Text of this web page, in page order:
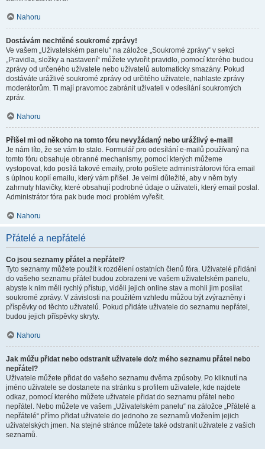
Nahoru
Dostávám nechtěné soukromé zprávy!
Ve vašem „Uživatelském panelu“ na záložce „Soukromé zprávy“ v sekci
„Pravidla, složky a nastavení“ můžete vytvořit pravidlo, pomocí kterého budou
zprávy od určeného uživatele nebo uživatelů automaticky smazány. Pokud
dostáváte urážlivé soukromé zprávy od určitého uživatele, nahlaste zprávy
moderátorům. Ti mají pravomoc zabránit uživateli v odesílání soukromých
zpráv.
Nahoru
Přišel mi od někoho na tomto fóru nevyžádaný nebo urážlivý e-mail!
Je nám líto, že se vám to stalo. Formulář pro odesílání e-mailů používaný na
tomto fóru obsahuje obranné mechanismy, pomocí kterých můžeme
vystopovat, kdo posílá takové emaily, proto pošlete administrátorovi fóra email
s úplnou kopií emailu, který vám přišel. Je velmi důležité, aby v něm byly
zahrnuty hlavičky, které obsahují podrobné údaje o uživateli, který email poslal.
Administrátor fóra pak bude moci problém vyřešit.
Nahoru
Přátelé a nepřátelé
Co jsou seznamy přátel a nepřátel?
Tyto seznamy můžete použít k rozdělení ostatních členů fóra. Uživatelé přidáni
do vašeho seznamu přátel budou zobrazeni ve vašem uživatelském panelu,
abyste k nim měli rychlý přístup, viděli jejich online stav a mohli jim posílat
soukromé zprávy. V závislosti na použitém vzhledu můžou být zvýrazněny i
příspěvky od těchto uživatelů. Pokud přidáte uživatele do seznamu nepřátel,
budou jejich příspěvky skryty.
Nahoru
Jak můžu přidat nebo odstranit uživatele do/z mého seznamu přátel nebo
nepřátel?
Uživatele můžete přidat do vašeho seznamu dvěma způsoby. Po kliknutí na
jméno uživatele se dostanete na stránku s profilem uživatele, kde najdete
odkaz, pomocí kterého můžete uživatele přidat do seznamu přátel nebo
nepřátel. Nebo můžete ve vašem „Uživatelském panelu“ na záložce „Přátelé a
nepřátelé“ přímo přidat uživatele do jednoho ze seznamů vložením jejich
uživatelských jmen. Na stejné stránce můžete také odstranit uživatele z vašich
seznamů.